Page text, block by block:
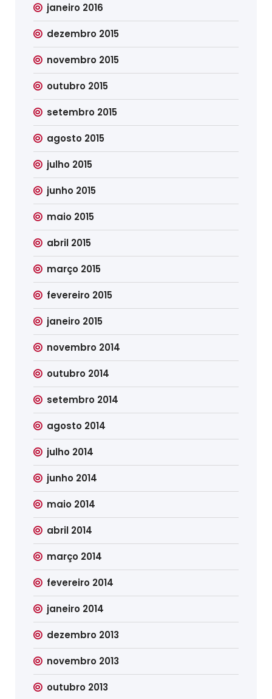
janeiro 2016
dezembro 2015
novembro 2015
outubro 2015
setembro 2015
agosto 2015
julho 2015
junho 2015
maio 2015
abril 2015
março 2015
fevereiro 2015
janeiro 2015
novembro 2014
outubro 2014
setembro 2014
agosto 2014
julho 2014
junho 2014
maio 2014
abril 2014
março 2014
fevereiro 2014
janeiro 2014
dezembro 2013
novembro 2013
outubro 2013